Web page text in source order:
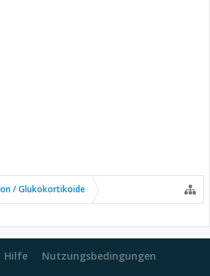
/ Glukokortikoide
Hilfe Nutzungsbedingungen